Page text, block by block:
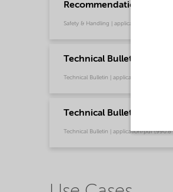
Recommendations for
Safety & Handling | application/pdf (3.6
Technical Bulletin
Technical Bulletin | application/pdf (988.2
Technical Bulletin
Technical Bulletin | application/pdf (990.8